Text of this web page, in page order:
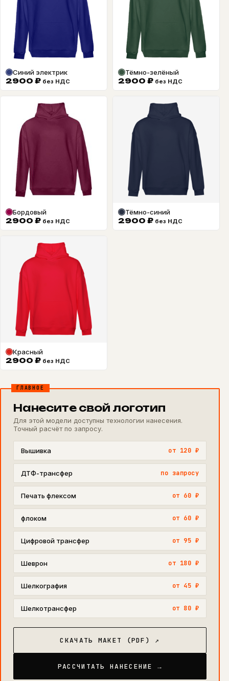
Синий электрик
2900 ₽ без НДС
Тёмно-зелёный
2900₽ без НДС
Бордовый
2900 ₽ без НДС
Тёмно-синий
2900₽ без НДС
Красный
2900 ₽ без НДС
ГЛАВНОЕ
Нанесите свой логотип
Для этой модели доступны технологии нанесения.
Точный расчёт по запросу.
Вышивка от 120 ₽
ДТФ-трансфер по запросу
Печать флексом от 60 ₽
флоком от 60 ₽
Цифровой трансфер от 95 ₽
Шеврон от 180 ₽
Шелкография от 45 ₽
Шелкотрансфер от 80 ₽
СКАЧАТЬ МАКЕТ (PDF) ↗
РАССЧИТАТЬ НАНЕСЕНИЕ →